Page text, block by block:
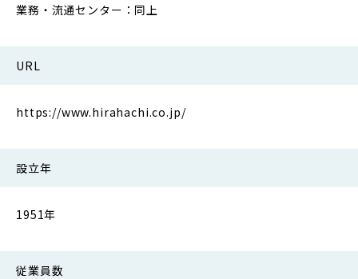
業務・流通センター：同上
URL
https://www.hirahachi.co.jp/
設立年
1951年
従業員数